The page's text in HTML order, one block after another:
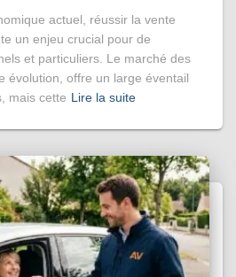
actuel, réussir la vente
un enjeu crucial pour de
et particuliers. Le marché des
évolution, offre un large éventail
mais cette Lire la suite